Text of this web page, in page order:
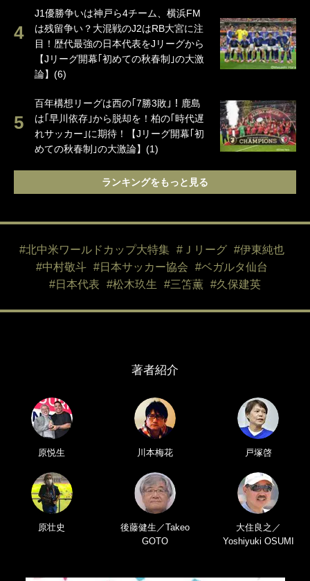
J1優勝争いは神戸ら4チーム、横浜FM
は残留争い？大混戦のJ2はRB大宮に注
目！歴代最強の日本代表をJリーグから
【Jリーグ開幕｢初めての秋春制｣の大激
論】(6)
百年構想リーグは西の｢7勝3敗｣！鹿島
は｢早川依存｣から脱却を！柏の｢時代遅
れサッカー｣に期待！【Jリーグ開幕｢初
めての秋春制｣の大激論】(1)
ランキングをもっと見る
#北中米ワールドカップ大特集 #Ｊリーグ
#伊東純也
#中村敬斗
#日本サッカー協会
#ベガルタ仙台
#日本代表
#松木玖生 #三笘薫 #久保建英
著者紹介
原悦生 川本梅花 戸塚啓
原壮史
後藤健生／Takeo
GOTO
大住良之／
Yoshiyuki OSUMI